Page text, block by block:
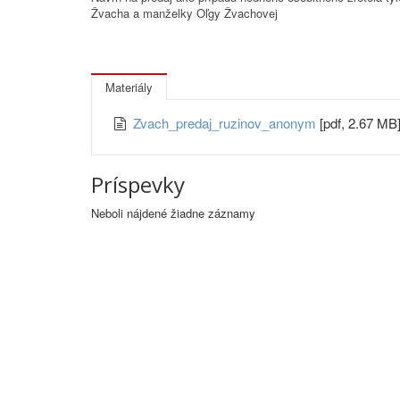
Žvacha a manželky Oľgy Žvachovej
Materiály
Zvach_predaj_ruzinov_anonym [pdf, 2.67 MB]
Príspevky
Neboli nájdené žiadne záznamy